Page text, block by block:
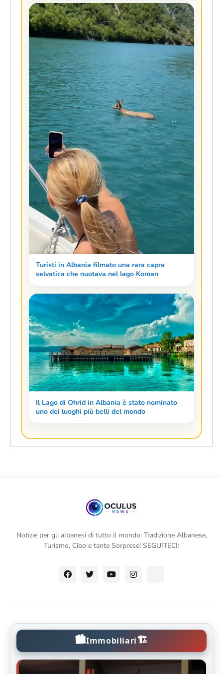
Turisti in Albania filmato una rara capra
selvatica che nuotava nel lago Koman
Il Lago di Ohrid in Albania è stato nominato
uno dei luoghi più belli del mondo
Notizie per gli albanesi di tutto il mondo: Tradizione Albanese,
Turismo, Cibo e tante Sorprese! SEGUITECI:
🏙️Immobiliari🏗️